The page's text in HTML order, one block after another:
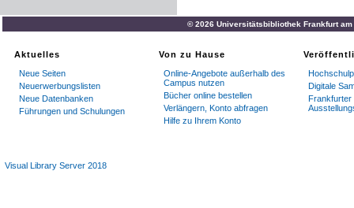
© 2026 Universitätsbibliothek Frankfurt
Aktuelles
Neue Seiten
Neuerwerbungslisten
Neue Datenbanken
Führungen und Schulungen
Von zu Hause
Online-Angebote außerhalb des
Campus nutzen
Bücher online bestellen
Verlängern, Konto abfragen
Hilfe zu Ihrem Konto
Digitale
Frankfurter
Visual Library Server 2018